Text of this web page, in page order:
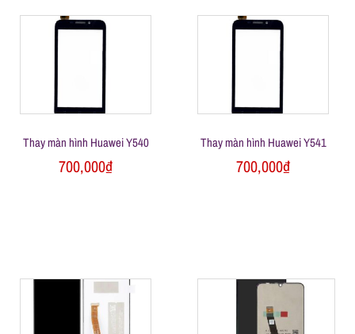
ệ
t
ạ
Thay màn hình Huawei Y540
700,000₫
Thay màn hình Huawei Y541
700,000₫